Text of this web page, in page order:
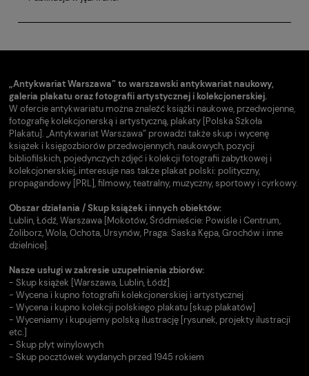
„Antykwariat Warszawa” to warszawski antykwariat naukowy,
galeria plakatu oraz fotografii artystycznej i kolekcjonerskiej.
W ofercie antykwariatu można znaleźć książki naukowe, przedwojenne,
fotografię kolekcjonerską i artystyczną, plakaty [Polska Szkoła
Plakatu]. „Antykwariat Warszawa” prowadzi także skup i wycenę
książek i księgozbiorów przedwojennych, naukowych, pozycji
bibliofilskich, pojedynczych zdjęć i kolekcji fotografii zabytkowej i
kolekcjonerskiej, interesuje nas także plakat polski: polityczny,
propagandowy [PRL], filmowy, teatralny, muzyczny, sportowy i cyrkowy.
Obszar działania / Skup książek i innych obiektów:
Lublin, Łódź, Warszawa [Mokotów, Śródmieście: Powiśle i Centrum,
Żoliborz, Wola, Ochota, Ursynów, Praga: Saska Kępa, Grochów i inne
dzielnice].
Nasze usługi w zakresie uzupełnienia zbiorów:
- Skup książek [Warszawa, Lublin, Łódź]
- Wycena i kupno fotografii kolekcjonerskiej i artystycznej
- Wycena i kupno kolekcji polskiego plakatu [skup plakatów]
- Wyceniamy i kupujemy polską ilustrację [rysunek, projekty ilustracji
etc.]
- Skup płyt winylowych
- Skup pocztówek wydanych przed 1945 rokiem